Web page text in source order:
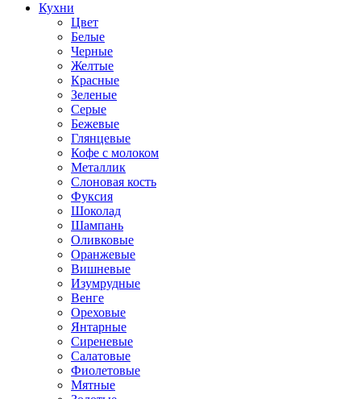
Кухни
Цвет
Белые
Черные
Желтые
Красные
Зеленые
Серые
Бежевые
Глянцевые
Кофе с молоком
Металлик
Слоновая кость
Фуксия
Шоколад
Шампань
Оливковые
Оранжевые
Вишневые
Изумрудные
Венге
Ореховые
Янтарные
Сиреневые
Салатовые
Фиолетовые
Мятные